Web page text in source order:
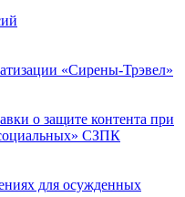
«Сирены-Трэвел»
о защите контента при
СЗПК
для осужденных